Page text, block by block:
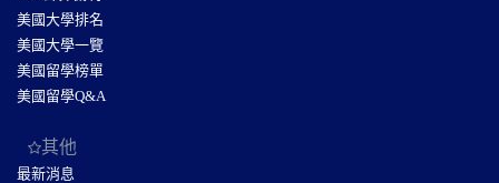
美國大學排名
美國大學一覽
美國留學榜單
美國留學Q&A
其他
最新消息